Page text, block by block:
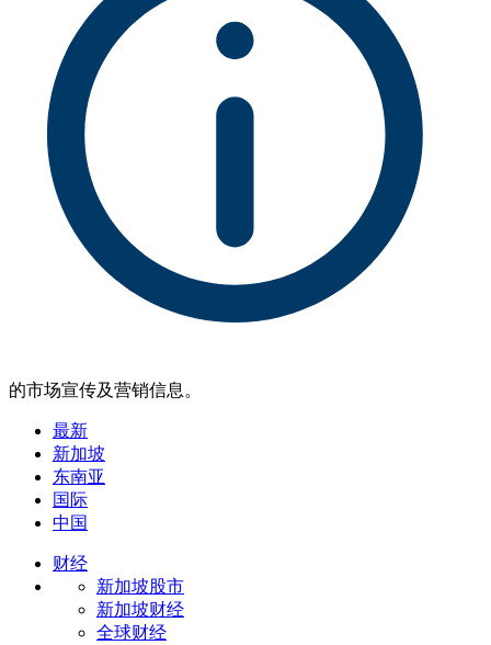
的市场宣传及营销信息。
最新
新加坡
东南亚
国际
中国
财经
新加坡股市
新加坡财经
全球财经